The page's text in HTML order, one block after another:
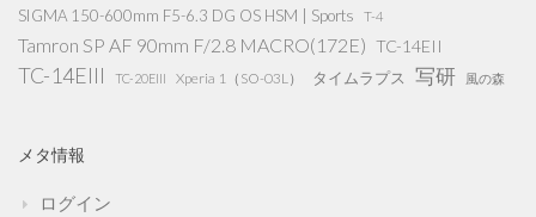
SIGMA 150-600mm F5-6.3 DG OS HSM | Sports T-4
Tamron SP AF 90mm F/2.8 MACRO(172E) TC-14EII
TC-14EIII TC-20EIII Xperia 1（SO-03L） タイムラプス 写研 風の森
メタ情報
ログイン